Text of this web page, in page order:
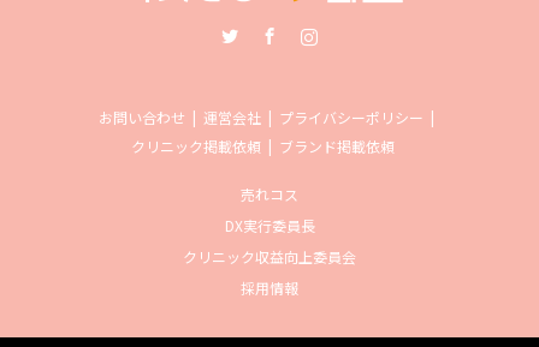
お問い合わせ 運営会社
プライバシーポリシー
クリニック掲載依頼
ブランド掲載依頼
売れコス
DX実行委員長
クリニック収益向上委員会
採用情報